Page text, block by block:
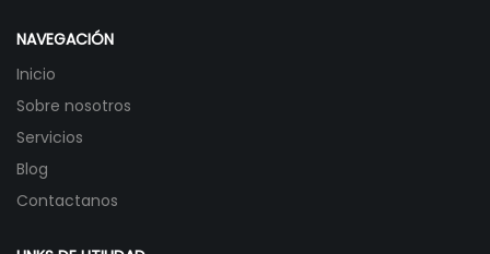
NAVEGACIÓN
Inicio
Sobre nosotros
Servicios
Blog
Contactanos